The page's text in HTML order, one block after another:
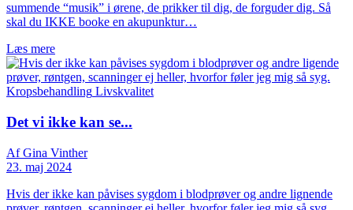
summende “musik” i ørene, de prikker til dig, de forguder dig. Så
skal du IKKE booke en akupunktur…
Læs mere
Kropsbehandling Livskvalitet
Det vi ikke kan se...
Af Gina Vinther
23. maj 2024
Hvis der ikke kan påvises sygdom i blodprøver og andre lignende